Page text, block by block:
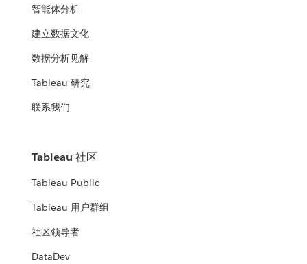
智能体分析
建立数据文化
数据分析见解
Tableau 研究
联系我们
Tableau 社区
Tableau Public
Tableau 用户群组
社区领导者
DataDev